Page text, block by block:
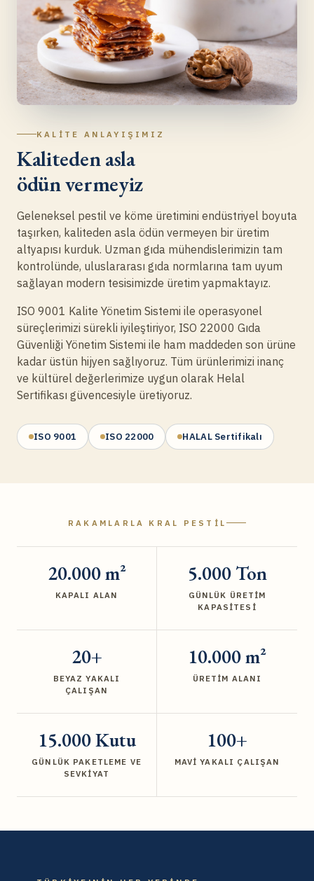
KALITE ANLAYIŞIMIZ
Kaliteden asla
ödün vermeyiz
Geleneksel pestil ve köme üretimini endüstriyel boyuta
taşırken, kaliteden asla ödün vermeyen bir üretim
altyapısı kurduk. Uzman gıda mühendislerimizin tam
kontrolünde, uluslararası gıda normlarına tam uyum
sağlayan modern tesisimizde üretim yapmaktayız.
ISO 9001 Kalite Yönetim Sistemi ile operasyonel
süreçlerimizi sürekli iyileştiriyor, ISO 22000 Gıda
Güvenliği Yönetim Sistemi ile ham maddeden son ürüne
kadar üstün hijyen sağlıyoruz. Tüm ürünlerimizi inanç
ve kültürel değerlerimize uygun olarak Helal
Sertifikası güvencesiyle üretiyoruz.
ISO 9001 ISO 22000 HALAL Sertifikalı
RAKAMLARLA KRAL PESTIL
20.000 m²
KAPALI ALAN
5.000 Ton
GÜNLÜK ÜRETIM
KAPASITESI
20+
BEYAZ YAKALI
ÇALIŞAN
10.000 m²
ÜRETIM ALANI
15.000 Kutu
GÜNLÜK PAKETLEME VE
SEVKIYAT
100+
MAVI YAKALI ÇALIŞAN